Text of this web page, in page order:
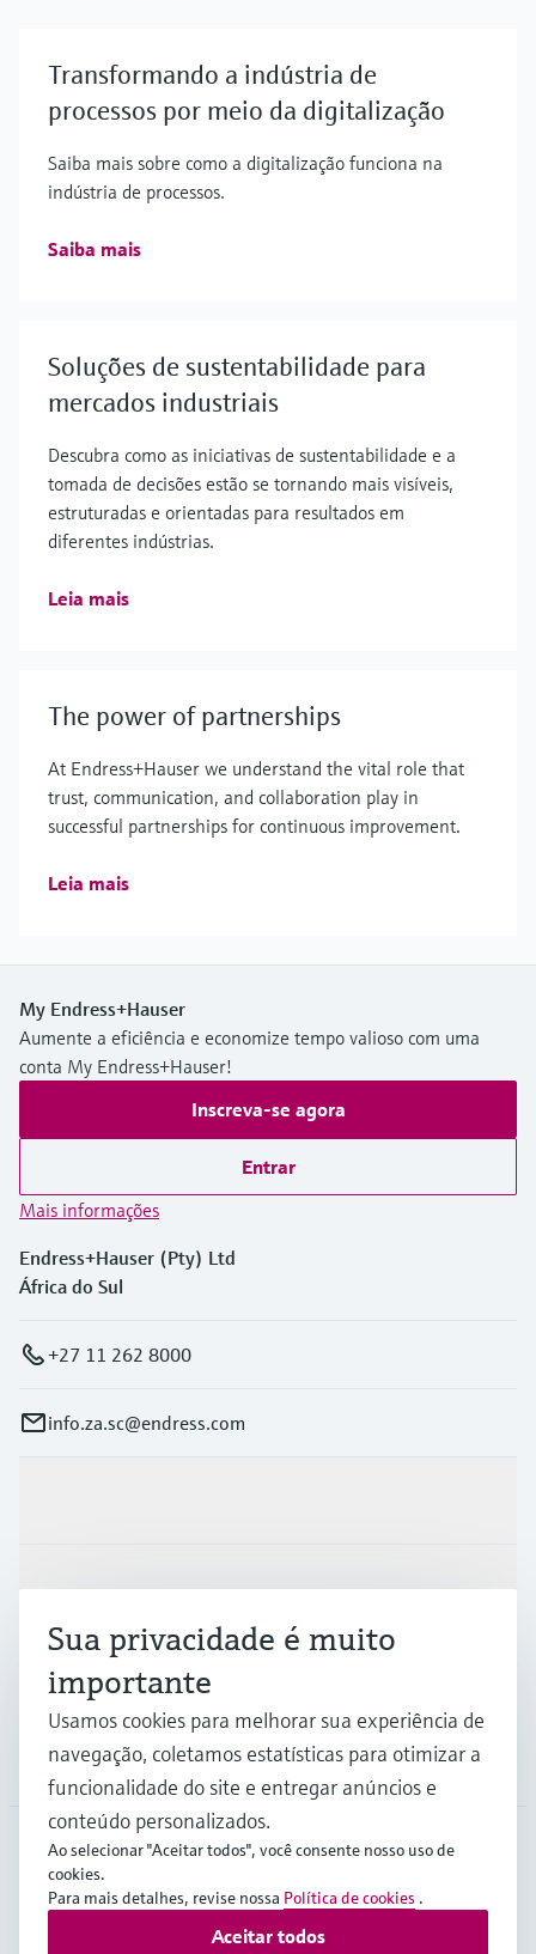
Transformando a indústria de
processos por meio da digitalização
Saiba mais sobre como a digitalização funciona na
indústria de processos.
Saiba mais
Soluções de sustentabilidade para
mercados industriais
Descubra como as iniciativas de sustentabilidade e a
tomada de decisões estão se tornando mais visíveis,
estruturadas e orientadas para resultados em
diferentes indústrias.
Leia mais
The power of partnerships
At Endress+Hauser we understand the vital role that
trust, communication, and collaboration play in
successful partnerships for continuous improvement.
Leia mais
My Endress+Hauser
Aumente a eficiência e economize tempo valioso com uma
conta My Endress+Hauser!
Inscreva-se agora
Entrar
Mais informações
Endress+Hauser (Pty) Ltd
África do Sul
+27 11 262 8000
info.za.sc@endress.com
Indústrias
Suporte
Empresa
ZAF
Sua privacidade é muito
importante
Usamos cookies para melhorar sua experiência de
navegação, coletamos estatísticas para otimizar a
funcionalidade do site e entregar anúncios e
conteúdo personalizados.
Ao selecionar "Aceitar todos", você consente nosso uso de
cookies.
Para mais detalhes, revise nossa Política de cookies .
Aceitar todos